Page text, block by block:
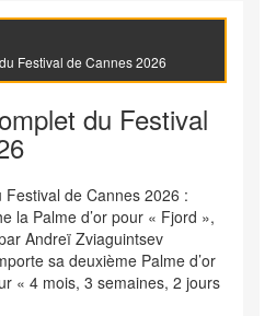
Festival de Cannes 2026
du Festival
de Cannes 2026 :
la Palme d’or pour « Fjord »,
Andreï Zviaguintsev
sa deuxième Palme d’or
« 4 mois, 3 semaines, 2 jours